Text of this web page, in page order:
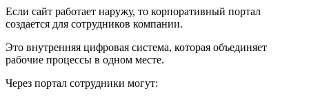
Если сайт работает наружу, то корпоративный портал
создается для сотрудников компании.
Это внутренняя цифровая система, которая объединяет
рабочие процессы в одном месте.
Через портал сотрудники могут: